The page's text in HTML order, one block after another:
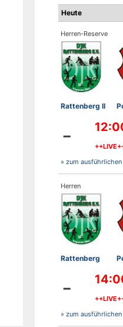
Heute
Herren-Reserve
Rattenberg II
-
» zum
Herren
Rattenberg
-
» zum